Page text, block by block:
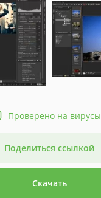
Проверено на вирусы
Поделиться ссылкой
Скачать